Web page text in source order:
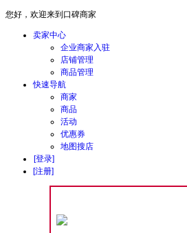
您好，欢迎来到口碑商家
卖家中心
企业商家入驻
店铺管理
商品管理
快速导航
商家
商品
活动
优惠券
地图搜店
[登录]
[注册]